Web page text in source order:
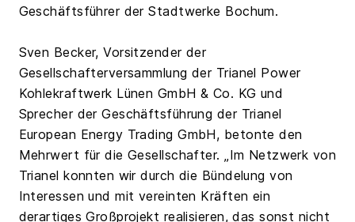
Geschäftsführer der Stadtwerke Bochum.
Sven Becker, Vorsitzender der
Gesellschafterversammlung der Trianel Power
Kohlekraftwerk Lünen GmbH & Co. KG und
Sprecher der Geschäftsführung der Trianel
European Energy Trading GmbH, betonte den
Mehrwert für die Gesellschafter. „Im Netzwerk von
Trianel konnten wir durch die Bündelung von
Interessen und mit vereinten Kräften ein
derartiges Großprojekt realisieren, das sonst nicht